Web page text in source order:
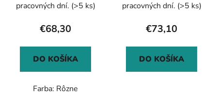
pracovných dní. (>5 ks)
€68,30
DO KOŠÍKA
Farba: Rôzne
pracovných dní. (>5 ks)
€73,10
DO KOŠÍKA